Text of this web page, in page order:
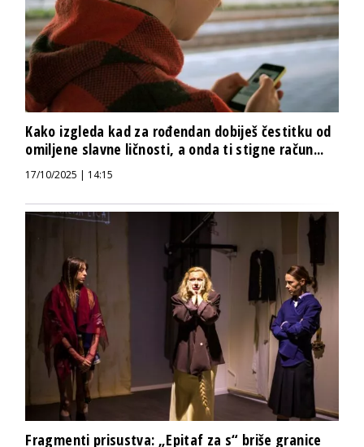
Kako izgleda kad za rođendan dobiješ čestitku od
omiljene slavne ličnosti, a onda ti stigne račun...
17/10/2025 | 14:15
Fragmenti prisustva: „Epitaf za s“ briše granice